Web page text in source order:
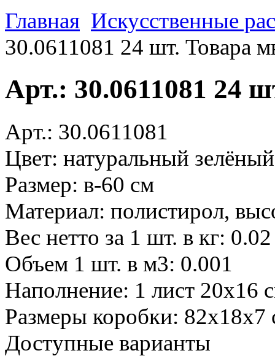
Главная Искусственные
30.0611081 24 шт. Товара
Арт.: 30.0611081 24
Арт.: 30.0611081
Цвет: натуральный зелёный
Размер: в-60 см
Материал: полистирол,
Вес нетто за 1 шт. в кг: 0.02
Объем 1 шт. в м3: 0.001
Наполнение: 1 лист 20х16
Размеры коробки: 82х18х7
Доступные варианты